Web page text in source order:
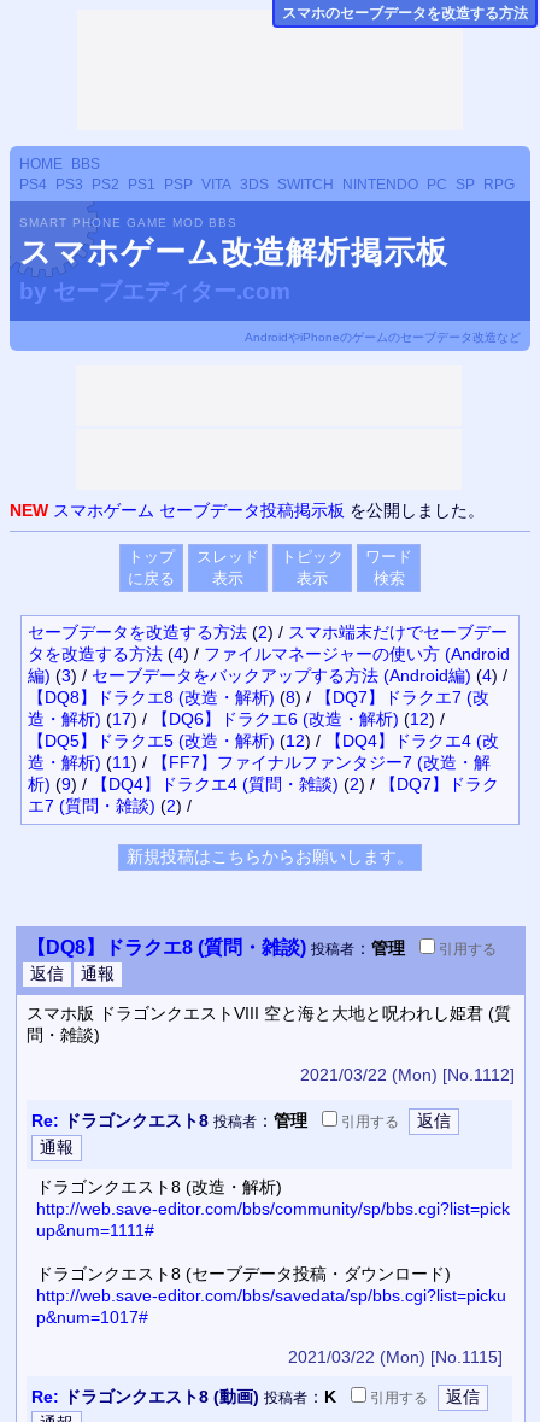
HOME
BBS
PS4
PS3 PS2 PS1 PSP VITA 3DS SWITCH NINTENDO PC SP RPG
SMART PHONE GAME MOD BBS
スマホゲーム改造解析掲示板
by セーブエディター.com
AndroidやiPhoneのゲームのセーブデータ改造など
NEW スマホゲーム セーブデータ投稿掲示板 を公開しました。
トップ
に戻る
スレッド
表示
トピック
表示
ワード
検索
セーブデータを改造する方法 (2) / スマホ端末だけでセーブデー
タを改造する方法 (4) / ファイルマネージャーの使い方 (Android
編) (3) / セーブデータをバックアップする方法 (Android編) (4) /
【DQ8】ドラクエ8 (改造・解析) (8) /
【DQ7】ドラクエ7 (改
造・解析) (17) / 【DQ6】ドラクエ6 (改造・解析) (12) /
【DQ5】ドラクエ5 (改造・解析) (12) /
【DQ4】ドラクエ4 (改
造・解析) (11) /
【FF7】ファイナルファンタジー7 (改造・解
析) (9) / 【DQ4】ドラクエ4 (質問・雑談) (2) /
【DQ7】ドラク
エ7 (質問・雑談) (2) /
【DQ8】ドラクエ8 (質問・雑談) 投稿者： 管理 引用する
スマホ版 ドラゴンクエストVIII 空と海と大地と呪われし姫君 (質
問・雑談)
2021/03/22 (Mon) [No.1112]
Re: ドラゴンクエスト8 投稿者： 管理 引用する
ドラゴンクエスト8 (改造・解析)
http://web.save-editor.com/bbs/community/sp/bbs.cgi?list=pick
up&num=1111#
ドラゴンクエスト8 (セーブデータ投稿・ダウンロード)
http://web.save-editor.com/bbs/savedata/sp/bbs.cgi?list=picku
p&num=1017#
2021/03/22 (Mon) [No.1115]
Re: ドラゴンクエスト8 (動画) 投稿者： K 引用する
スマホのセーブデータを改造する方法